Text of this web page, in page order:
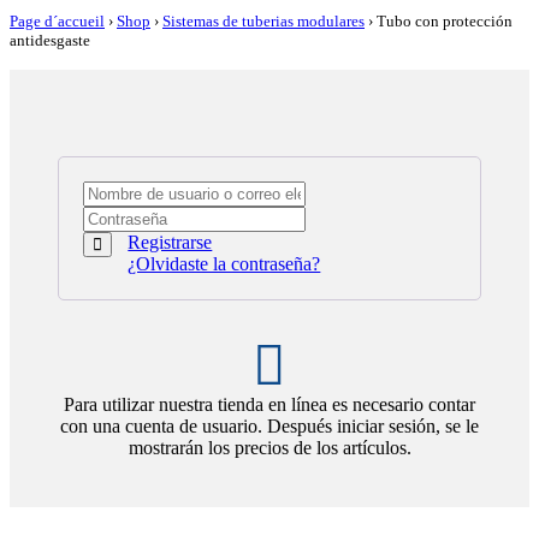
Page d´accueil › Shop › Sistemas de tuberias modulares › Tubo con protección
antidesgaste
Registrarse
¿Olvidaste la contraseña?
Para utilizar nuestra tienda en línea es necesario contar
con una cuenta de usuario. Después iniciar sesión, se le
mostrarán los precios de los artículos.